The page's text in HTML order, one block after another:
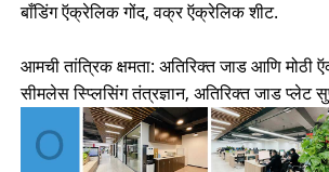
बाँडिंग ऍक्रेलिक गोंद, वक्र ऍक्रेलिक शीट.
आमची तांत्रिक क्षमता: अतिरिक्त जाड आणि मोठी
सीमलेस स्प्लिसिंग तंत्रज्ञान, अतिरिक्त जाड प्लेट